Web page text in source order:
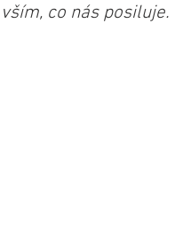
co nás posiluje.